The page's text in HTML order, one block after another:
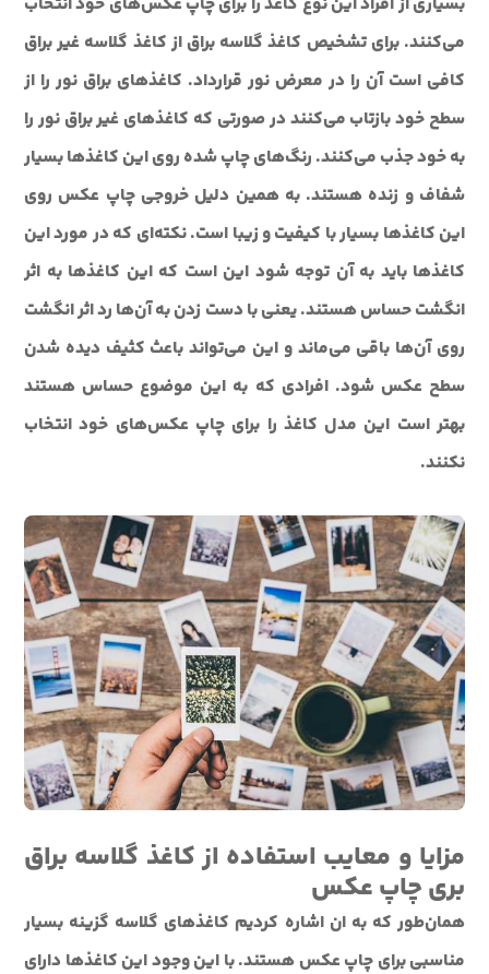
می‌کنند. برای تشخیص کاغذ گلاسه براق از کاغذ گلاسه غیر براق
کافی است آن را در معرض نور قرارداد. کاغذهای براق نور را از
سطح خود بازتاب می‌کنند در صورتی که کاغذهای غیر براق نور را
به خود جذب می‌کنند. رنگ‌های چاپ شده روی این کاغذها بسیار
شفاف و زنده هستند. به همین دلیل خروجی چاپ عکس روی
این کاغذها بسیار با کیفیت و زیبا است. نکته‌ای که در مورد این
کاغذها باید به آن توجه شود این است که این کاغذها به اثر
انگشت حساس هستند. یعنی با دست زدن به آن‌ها رد اثر انگشت
روی آن‌ها باقی می‌ماند و این می‌تواند باعث کثیف دیده شدن
سطح عکس شود. افرادی که به این موضوع حساس هستند
بهتر است این مدل کاغذ را برای چاپ عکس‌های خود انتخاب
نکنند.
مزایا و معایب استفاده از کاغذ گلاسه براق
بری چاپ عکس
همان‌طور که به ان اشاره کردیم کاغذهای گلاسه گزینه بسیار
مناسبی برای چاپ عکس هستند. با این وجود این کاغذها دارای